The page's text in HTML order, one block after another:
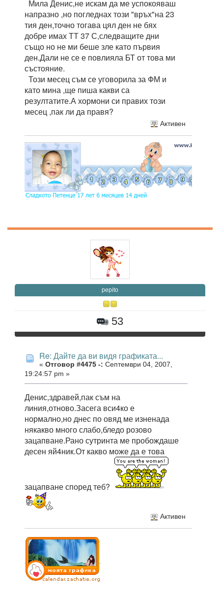
Мила Денис,не искам да ме успокояваш
напразно ,но погледнах този "връх"на 23
тия ден,точно тогава цял ден не бях
добре имах ТТ 37 С,следващите дни
също но не ми беше зле като първия
ден.Дали не се е повлияла БТ от това ми
състояние.
Този месец съм се уговорила за ФМ и
като мина ,ще пиша какви са
резултатите.А хормони си правих този
месец ,пак ли да правя?
Активен
pepito
53
Re: Дайте да ви видя графиката...
« Отговор #4475 -: Септември 04, 2007,
19:24:57 pm »
Денис,здравей,пак съм на
линия,отново.Засега вси4ко е
нормално,но днес по овяд ме изненада
някакво много слабо,бледо розово
зацапване.Рано сутринта ме пробождаше
десен яй4ник.От какво може да е това
зацапване според теб?
Активен